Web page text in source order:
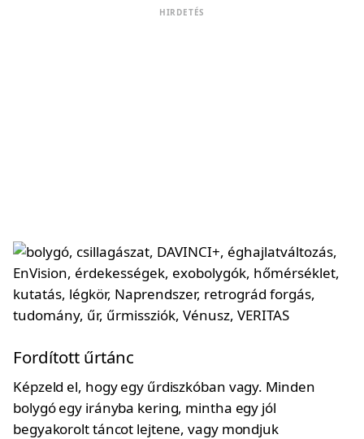
HIRDETÉS
Fordított űrtánc
Képzeld el, hogy egy űrdiszkóban vagy. Minden
bolygó egy irányba kering, mintha egy jól
begyakorolt táncot lejtene, vagy mondjuk